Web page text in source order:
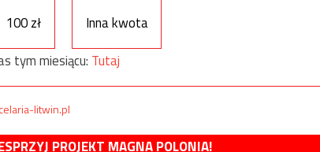
100 zł
Inna kwota
tym miesiącu: Tutaj
litwin.pl
PROJEKT MAGNA POLONIA!